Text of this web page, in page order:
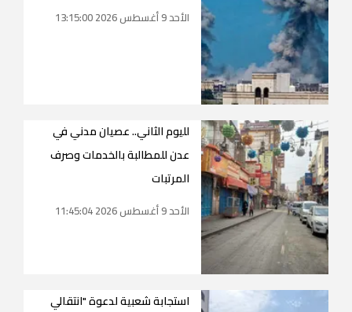
الأحد 9 أغسطس 2026 13:15:00
لليوم الثاني.. عصيان مدني في
عدن للمطالبة بالخدمات وصرف
المرتبات
الأحد 9 أغسطس 2026 11:45:04
استجابة شعبية لدعوة "انتقالي